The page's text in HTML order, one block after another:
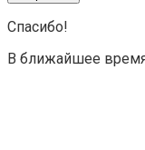
Спасибо!
В ближайшее